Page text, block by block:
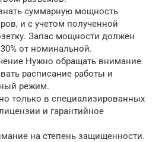
суммарную мощность
и с учетом полученной
Запас мощности должен
от номинальной.
Нужно обращать внимание
расписание работы и
режим.
только в специализированных
и гарантийное
на степень защищенности.